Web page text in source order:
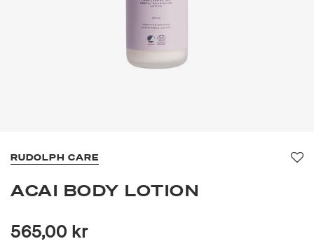
RUDOLPH CARE
ACAI BODY LOTION
565,00 kr